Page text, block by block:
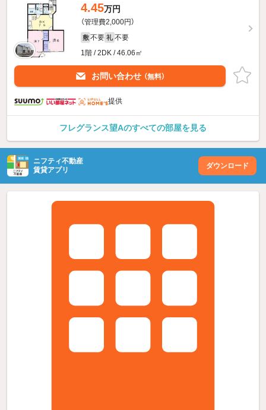
4.45万円
（管理費2,000円）
敷 不要 礼 不要
1階 / 2DK / 46.06㎡
お問い合わせ （無料）
提供
フレグランス望Aのすべての部屋を見る
ニフティ不動産
賃貸アプリ
ダウンロード